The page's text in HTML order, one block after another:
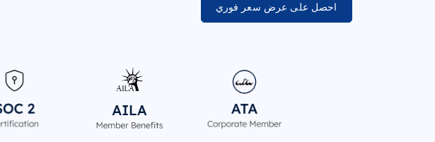
احصل على عرض سعر فوري